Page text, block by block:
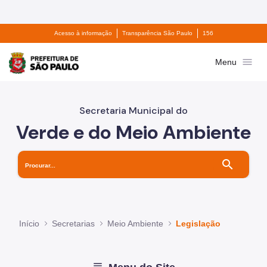
Pular para o Conteúdo principal
Acesso à informação Divisor de acesso à informação
Transparência São Paulo Divisor de
156
Prefeitura de São PauloMenu menu
Secretaria Municipal do
Verde e do Meio Ambiente
search
Início Secretarias Meio Ambiente Legislação